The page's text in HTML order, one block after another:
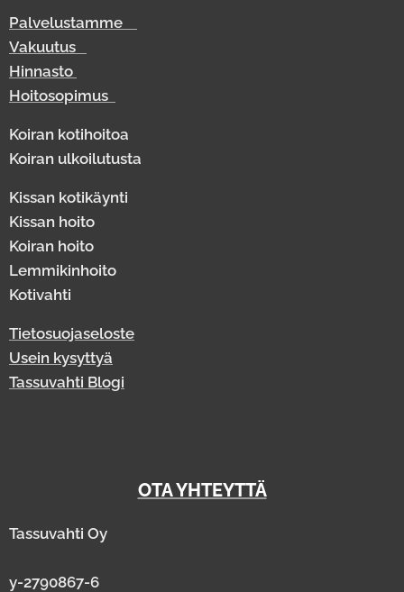
Palvelustamme
Vakuutus
Hinnasto
Hoitosopimus
Koiran kotihoitoa
Koiran ulkoilutusta
Kissan kotikäynti
Kissan hoito
Koiran hoito
Lemmikinhoito
Kotivahti
Tietosuojaseloste
Usein kysyttyä
Tassuvahti Blogi
OTA YHTEYTTÄ
Tassuvahti Oy
y-2790867-6